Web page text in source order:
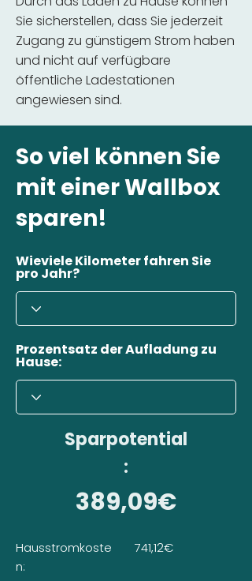
Sie sicherstellen, dass Sie jederzeit
Zugang zu günstigem Strom haben
und nicht auf verfügbare
öffentliche Ladestationen
angewiesen sind.
So viel können Sie
mit einer Wallbox
sparen!
Wieviele Kilometer fahren Sie
pro Jahr?
Prozentsatz der Aufladung zu
Hause:
Sparpotential
:
389,09€
Hausstromkoste
n:
741,12€